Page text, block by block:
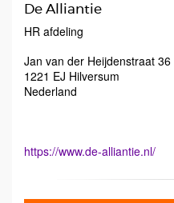
De Alliantie
HR afdeling
Jan van der Heijdenstraat 36
1221 EJ Hilversum
Nederland
https://www.de-alliantie.nl/